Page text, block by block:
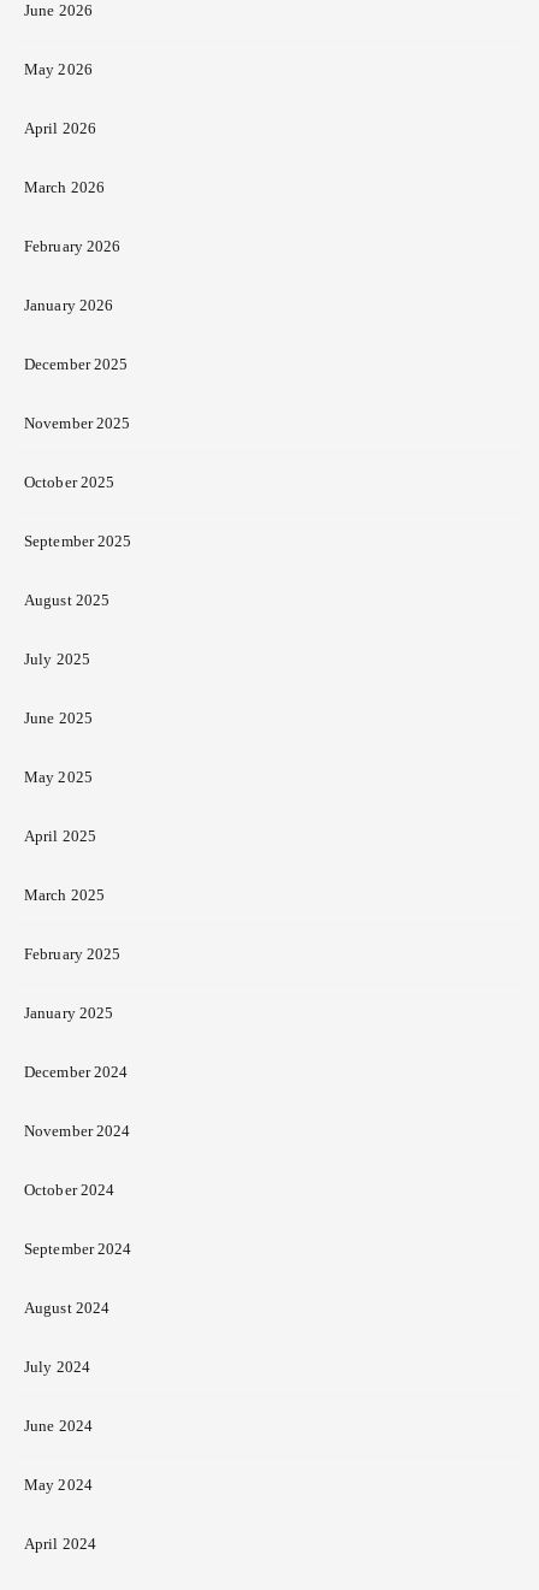
June 2026
May 2026
April 2026
March 2026
February 2026
January 2026
December 2025
November 2025
October 2025
September 2025
August 2025
July 2025
June 2025
May 2025
April 2025
March 2025
February 2025
January 2025
December 2024
November 2024
October 2024
September 2024
August 2024
July 2024
June 2024
May 2024
April 2024